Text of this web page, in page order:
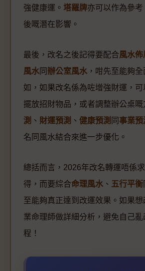
強健康運。 塔羅牌亦可以作為參
後嘅潛在影響。
最後，改名之後記得要配合風水佈
風水 同 辦公室風水 ，咁先至能夠
如，如果改名係為咗增強財運，
擺放招財物品，或者調整辦公桌嘅
測 、 財運預測 、 健康預測 同 事業預
名同風水結合來進一步優化。
總括而言，2026年改名轉運唔係
得，而要綜合命理風水 、 五行平衡
至能夠真正達到改運效果。如果
業命理師做詳細分析，避免自己
程！